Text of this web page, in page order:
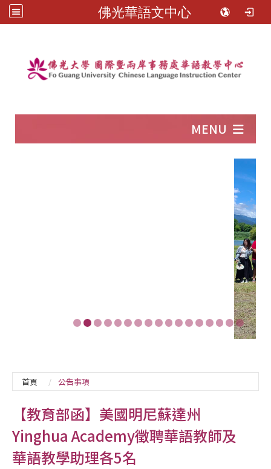
佛光華語文中心
MENU
首頁 公告事項
【教育部函】美國明尼蘇達州
Yinghua Academy徵聘華語教師及
華語教學助理各5名